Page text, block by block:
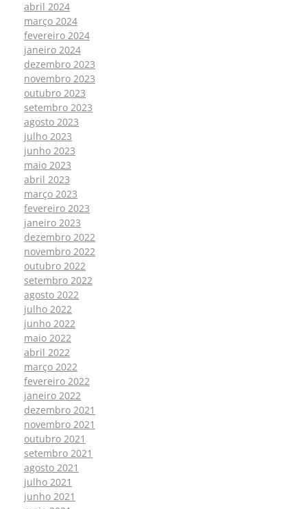
abril 2024
março 2024
fevereiro 2024
janeiro 2024
dezembro 2023
novembro 2023
outubro 2023
setembro 2023
agosto 2023
julho 2023
junho 2023
maio 2023
abril 2023
março 2023
fevereiro 2023
janeiro 2023
dezembro 2022
novembro 2022
outubro 2022
setembro 2022
agosto 2022
julho 2022
junho 2022
maio 2022
abril 2022
março 2022
fevereiro 2022
janeiro 2022
dezembro 2021
novembro 2021
outubro 2021
setembro 2021
agosto 2021
julho 2021
junho 2021